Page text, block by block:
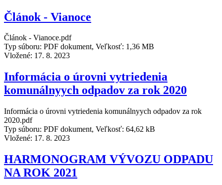
Článok - Vianoce
Článok - Vianoce.pdf
Typ súboru: PDF dokument, Veľkosť: 1,36 MB
Vložené: 17. 8. 2023
Informácia o úrovni vytriedenia
komunálnyych odpadov za rok 2020
Informácia o úrovni vytriedenia komunálnyych odpadov za rok
2020.pdf
Typ súboru: PDF dokument, Veľkosť: 64,62 kB
Vložené: 17. 8. 2023
HARMONOGRAM VÝVOZU ODPADU
NA ROK 2021